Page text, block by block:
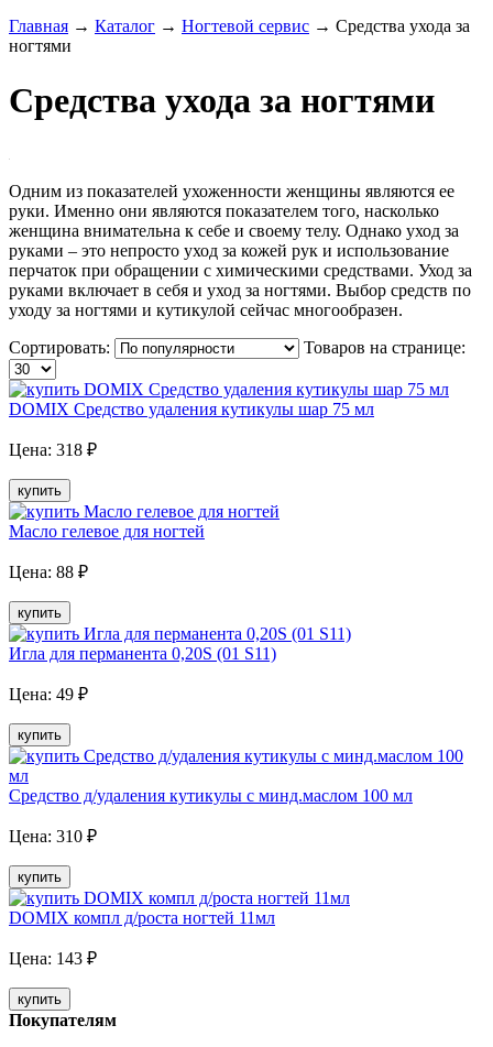
Главная → Каталог → Ногтевой сервис → Средства ухода за
ногтями
Средства ухода за ногтями
Одним из показателей ухоженности женщины являются ее
руки. Именно они являются показателем того, насколько
женщина внимательна к себе и своему телу. Однако уход за
руками – это непросто уход за кожей рук и использование
перчаток при обращении с химическими средствами. Уход за
руками включает в себя и уход за ногтями. Выбор средств по
уходу за ногтями и кутикулой сейчас многообразен.
Сортировать:
Товаров на странице:
DOMIX Средство удаления кутикулы шар 75 мл
Цена: 318 ₽
купить
Масло гелевое для ногтей
Цена: 88 ₽
купить
Игла для перманента 0,20S (01 S11)
Цена: 49 ₽
купить
Средство д/удаления кутикулы с минд.маслом 100 мл
Цена: 310 ₽
купить
DOMIX компл д/роста ногтей 11мл
Цена: 143 ₽
купить
Покупателям